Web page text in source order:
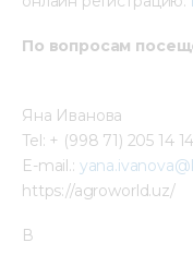
По вопросам
Яна Иванова
Tel: + (998 71) 205 14 14
E-mail.:
https://agroworld.uz/
В